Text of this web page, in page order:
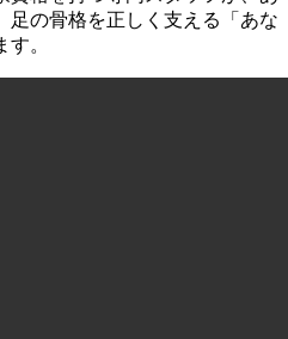
足の骨格を正しく支える「あな
。